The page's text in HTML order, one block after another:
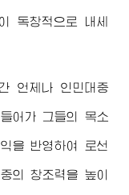
독창적으로 내세
언제나 인민대중
어가 그들의 목소
을 반영하여 로선
의 창조력을 높이